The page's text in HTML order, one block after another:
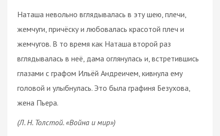
Наташа невольно вглядывалась в эту шею, плечи,
жемчуги, причёску и любовалась красотой плеч и
жемчугов. В то время как Наташа второй раз
вглядывалась в неё, дама оглянулась и, встретившись
глазами с графом Ильёй Андреичем, кивнула ему
головой и улыбнулась. Это была графиня Безухова,
жена Пьера.
(Л. Н. Толстой. «Война и мир»)